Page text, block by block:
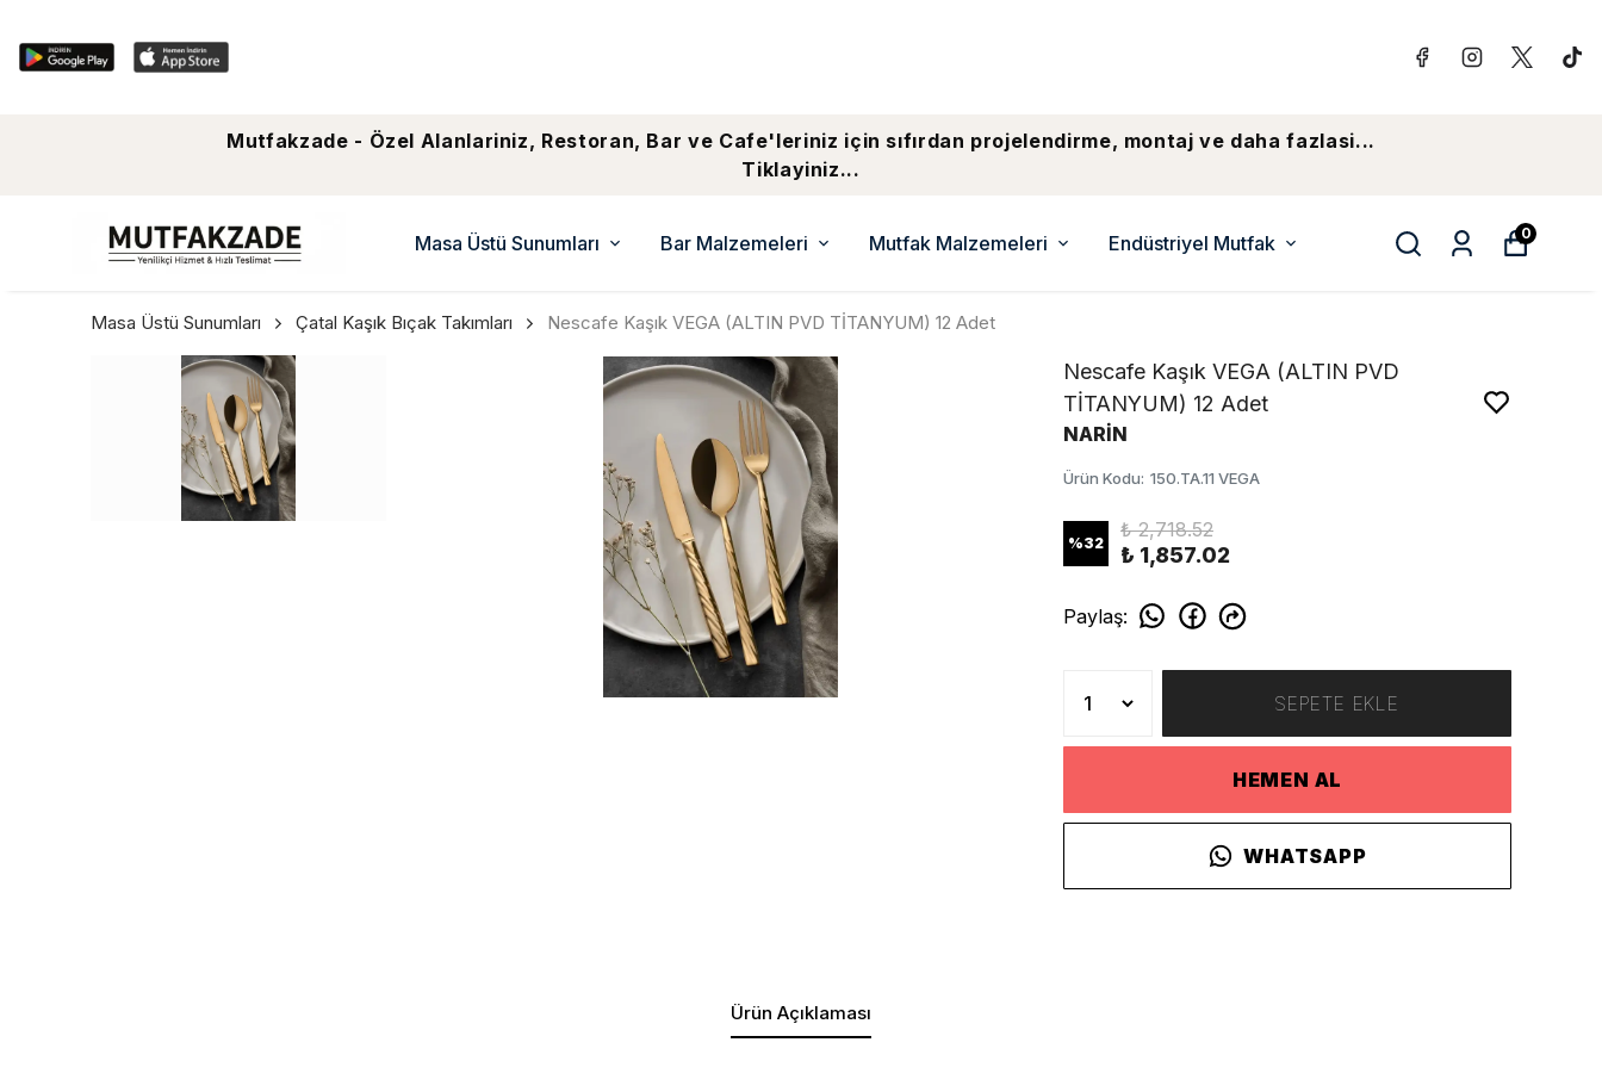
Mutfakzade - Özel Alanlariniz, Restoran, Bar ve Cafe'leriniz için sıfırdan projelendirme, montaj ve daha fazlasi...
Tiklayiniz...
Masa Üstü Sunumları Bar Malzemeleri Mutfak Malzemeleri Endüstriyel Mutfak 0
Masa Üstü Sunumları Çatal Kaşık Bıçak Takımları Nescafe Kaşık VEGA (ALTIN PVD TİTANYUM) 12 Adet
Nescafe Kaşık VEGA (ALTIN PVD
TİTANYUM) 12 Adet
NARİN
Ürün Kodu: 150.TA.11 VEGA
%32
₺ 2,718.52
₺ 1,857.02
Paylaş:
SEPETE EKLE
HEMEN AL
WHATSAPP
Ürün Açıklaması